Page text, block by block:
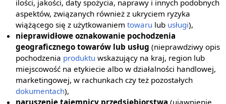
ilości, jakości, daty spożycia, naprawy i innych podobnych
aspektów, związanych również z ukryciem ryzyka
wiążącego się z użytkowaniemtowaru lub usługi),
nieprawidłowe oznakowanie pochodzenia
geograficznego towarów lub usług (nieprawdziwy opis
pochodzenia produktu wskazujący na kraj, region lub
miejscowość na etykiecie albo w działalności handlowej,
marketingowej, w rachunkach czy też pozostałych
dokumentach),